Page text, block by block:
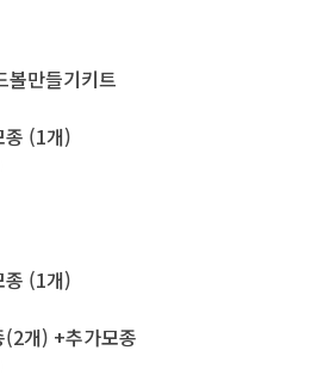
볼만들기키트
종 (1개)
종 (1개)
개) +추가모종